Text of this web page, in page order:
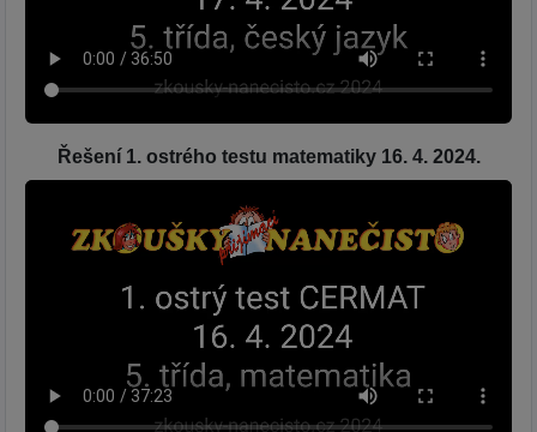
Řešení 1. ostrého testu matematiky 16. 4. 2024.